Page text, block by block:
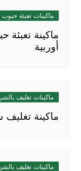
ماكينات تعبئة
ماكينة تعبئة
أوربية
ماكينات تغليف
ماكينة
ماكينات تغليف